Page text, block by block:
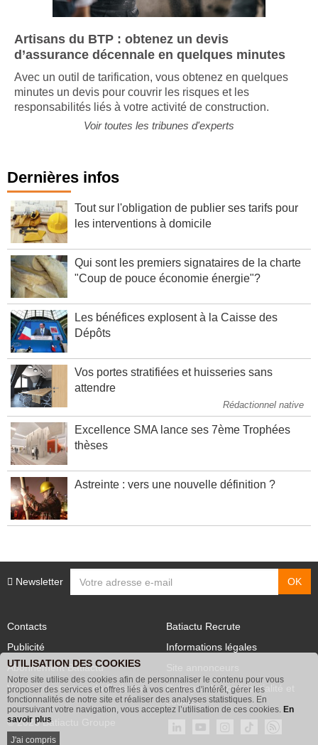
Artisans du BTP : obtenez un devis
d’assurance décennale en quelques minutes
Avec un outil de tarification, vous obtenez en quelques
minutes un devis pour couvrir les risques et les
Dernières infos
Tout sur l'obligation de publier ses tarifs pour
Qui sont les premiers signataires de la charte
Les bénéfices explosent à la Caisse des
Vos portes stratifiées et huisseries sans
Rédactionnel native
Excellence SMA lance ses 7ème Trophées
Publicité
Abonnement Batiactu
Voir les contenus+ de Batiactu
Site annonceurs
Politique de confidentialité et
cookies
© 2026 Batiactu Groupe
UTILISATION DES COOKIES
Notre site utilise des cookies afin de personnaliser le contenu pour vous
proposer des services et offres liés à vos centres d'intérêt, gérer les
fonctionnalités de notre site et réaliser des analyses statistiques. En
poursuivant votre navigation, vous acceptez l’utilisation de ces cookies. En
savoir plus
J'ai compris